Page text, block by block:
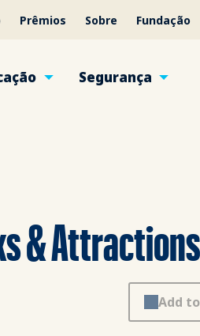
Prêmios Sobre Fundação
Segurança
& Attractions
Add